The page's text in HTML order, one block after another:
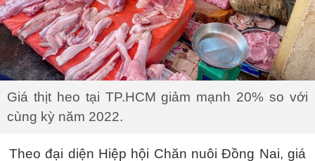
Giá thịt heo tại TP.HCM giảm mạnh 20% so với
cùng kỳ năm 2022.
Theo đại diện Hiệp hội Chăn nuôi Đồng Nai, giá